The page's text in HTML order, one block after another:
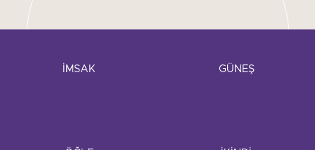
İMSAK GÜNEŞ